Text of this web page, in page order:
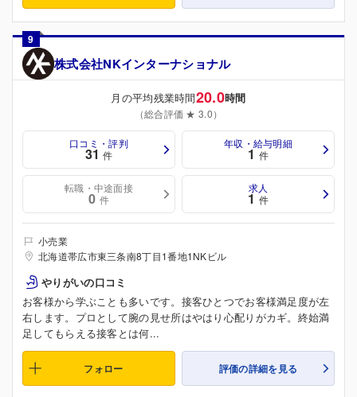
9
株式会社NKインターナショナル
月の平均残業時間20.0時間
（総合評価 ★ 3.0）
口コミ・評判
31 件
年収・給与明細
1 件
転職・中途面接
0 件
求人
1 件
小売業
北海道帯広市東三条南8丁目1番地1NKビル
やりがいの口コミ
お客様から学ぶことも多いです。接客ひとつでお客様満足度が左
右します。プロとして腕の見せ所はやはり心配りがカギ。終始満
足してもらえる接客とは何...
フォロー 評価の詳細を見る